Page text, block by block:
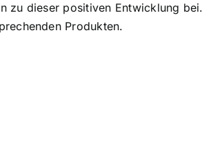
zu dieser positiven Entwicklung
Produkten.